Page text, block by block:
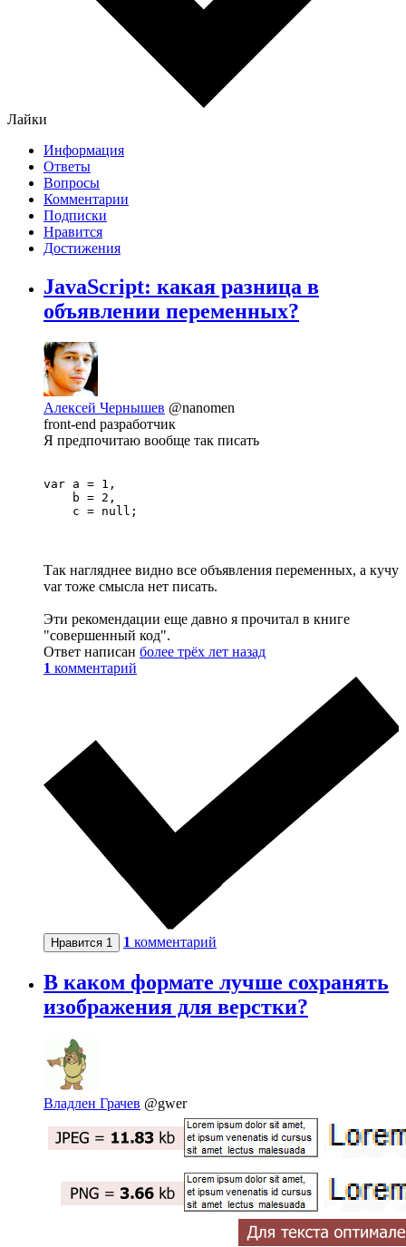
Лайки
Информация
Ответы
Вопросы
Комментарии
Подписки
Нравится
Достижения
JavaScript: какая разница в
объявлении переменных?
Алексей Чернышев @nanomen
front-end разработчик
Я предпочитаю вообще так писать
var a = 1,
    b = 2,
    c = null;
Так нагляднее видно все объявления переменных, а кучу
var тоже смысла нет писать.
Эти рекомендации еще давно я прочитал в книге
"совершенный код".
Ответ написан более трёх лет назад
1 комментарий
Нравится 1 1 комментарий
В каком формате лучше сохранять
изображения для верстки?
Владлен Грачев @gwer